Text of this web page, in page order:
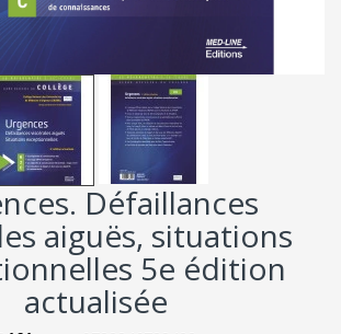
Défaillances
aiguës, situations
5e édition
actualisée